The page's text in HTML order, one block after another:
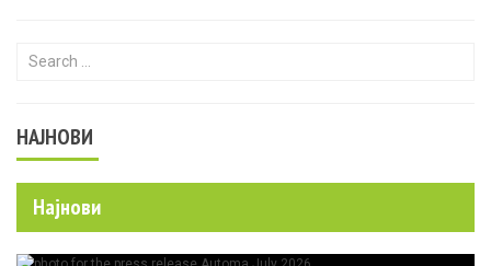
Search for:
НАЈНОВИ
Најнови